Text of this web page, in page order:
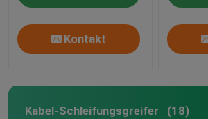
Kontakt
Kabel-Schleifungsgreifer (18)